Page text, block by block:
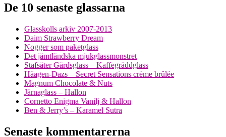
De 10 senaste glassarna
Glasskolls arkiv 2007-2013
Daim Strawberry Dream
Nogger som paketglass
Det jämtländska mjukglassmonstret
Stafsäter Gårdsglass – Kaffegräddglass
Häagen-Dazs – Secret Sensations crème brûlée
Magnum Chocolate & Nuts
Järnaglass – Hallon
Cornetto Enigma Vanilj & Hallon
Ben & Jerry’s – Karamel Sutra
Senaste kommentarerna